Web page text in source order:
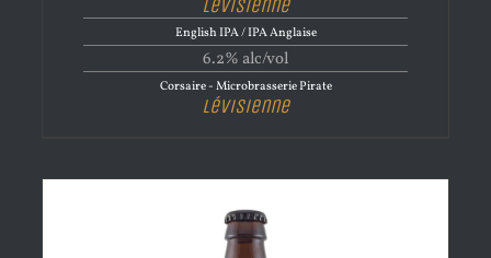
English IPA / IPA Anglaise
6.2% alc/vol
Corsaire - Microbrasserie Pirate
Lévisienne